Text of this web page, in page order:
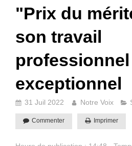
"Prix du
son travail
professionnel
exceptionnel
31 Juil 2022 Notre Voix
Commenter Imprimer